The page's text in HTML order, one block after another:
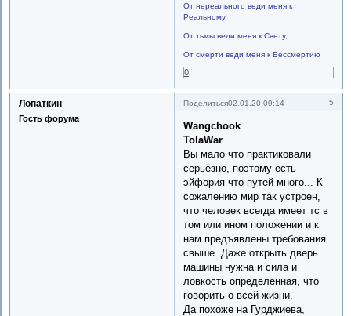
От нереального веди меня к
Реальному,
От тьмы веди меня к Свету,
От смерти веди меня к Бессмертию
0
Поделиться 5
02.01.20 09:14
Лопаткин
Гость форума
Wangchook
TolaWar
Вы мало что практиковали
серьёзно, поэтому есть
эйфория что путей много... К
сожалению мир так устроен,
что человек всегда имеет тс в
том или ином положении и к
нам предъявлены требования
свыше. Даже открыть дверь
машины нужна и сила и
ловкость определённая, что
говорить о всей жизни.
Да похоже на Гурджиева,